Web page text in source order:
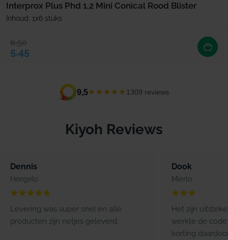
Interprox Plus Phd 1,2 Mini Conical Rood Blister
Inhoud: 1x6 stuks
Verkoopprijs
5,45
Normale prijs
6,50
9,5★★★★★ 1309 reviews
Kiyoh Reviews
Dennis
Hengelo
Levering was super snel en alle
producten zijn netjes geleverd.
Dook
Mierlo
Het zijn
werkte de code
korting